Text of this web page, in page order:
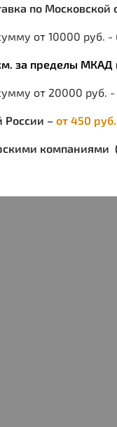
по
от 10000 руб. -
за пределы МКАД
от 20000 руб. -
России – от 450 руб.